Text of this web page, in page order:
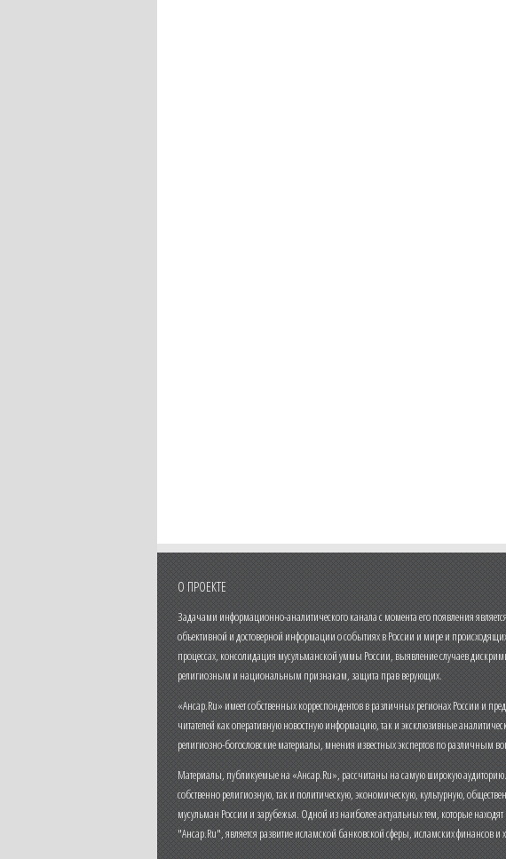
О ПРОЕКТЕ
Задачами информационно-аналитического канала с момента его появления
объективной и достоверной информации о событиях в России и мире и
процессах, консолидация мусульманской уммы России, выявление случаев
религиозным и национальным признакам, защита прав верующих.
«Ансар.Ru» имеет собственных корреспондентов в различных регионах России и
читателей как оперативную новостную информацию, так и эксклюзивные
религиозно-богословские материалы, мнения известных экспертов по различным
Материалы, публикуемые на «Ансар.Ru», рассчитаны на самую широкую аудиторию.
собственно религиозную, так и политическую, экономическую, культурную,
мусульман России и зарубежья. Одной из наиболее актуальных тем, которые находят
"Ансар.Ru", является развитие исламской банковской сферы, исламских финансов и